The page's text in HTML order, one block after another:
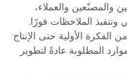
والمصنّعين والعملاء،
الملاحظات فورًا.
الفكرة الأولية حتى الإنتاج
المطلوبة عادةً لتطوير